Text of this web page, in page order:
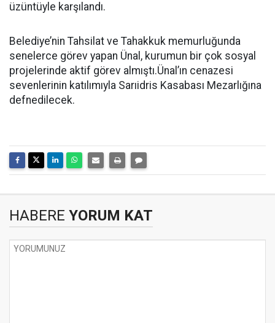
üzüntüyle karşılandı.
Belediye’nin Tahsilat ve Tahakkuk memurluğunda
senelerce görev yapan Ünal, kurumun bir çok sosyal
projelerinde aktif görev almıştı.Ünal’ın cenazesi
sevenlerinin katılımıyla Sarıidris Kasabası Mezarlığına
defnedilecek.
HABERE YORUM KAT